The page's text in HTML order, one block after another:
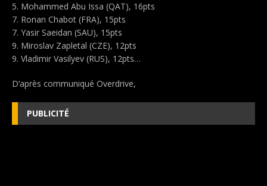
5. Mohammed Abu Issa (QAT), 16pts
7. Ronan Chabot (FRA), 15pts
7. Yasir Saeidan (SAU), 15pts
9. Miroslav Zapletal (CZE), 12pts
9. Vladimir Vasilyev (RUS), 12pts…
D’après communiqué Overdrive,
PUBLICITÉ